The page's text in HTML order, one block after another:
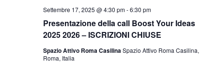
Presentazione della call Boost Your Ideas
2025 2026 – ISCRIZIONI CHIUSE
Settembre 17, 2025 @ 4:30 pm-6:30 pm
Spazio Attivo Roma CasilinaSpazio Attivo Roma Casilina,
Roma, Italia